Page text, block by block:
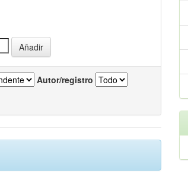
Autor/registro